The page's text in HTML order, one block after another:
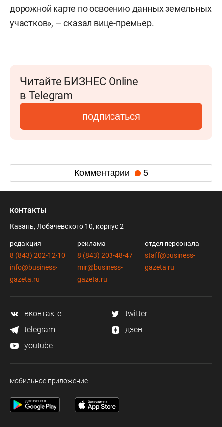
дорожной карте по освоению данных земельных
участков», — сказал вице-премьер.
Читайте БИЗНЕС Online
в Telegram
подписаться
Комментарии 5
контакты
Казань, Лобачевского 10, корпус 2
редакция
8 (843) 202-12-10
info@business-
gazeta.ru
реклама
8 (843) 203-48-47
mir@business-
gazeta.ru
отдел персонала
staff@business-
gazeta.ru
вконтакте
twitter
telegram
дзен
youtube
мобильное приложение